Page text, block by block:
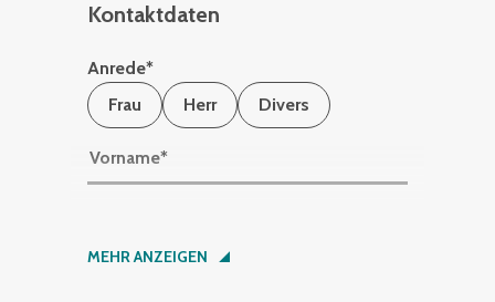
Kontaktdaten
Anrede*
Frau
Herr Divers
Vorname*
Nachname*
MEHR ANZEIGEN